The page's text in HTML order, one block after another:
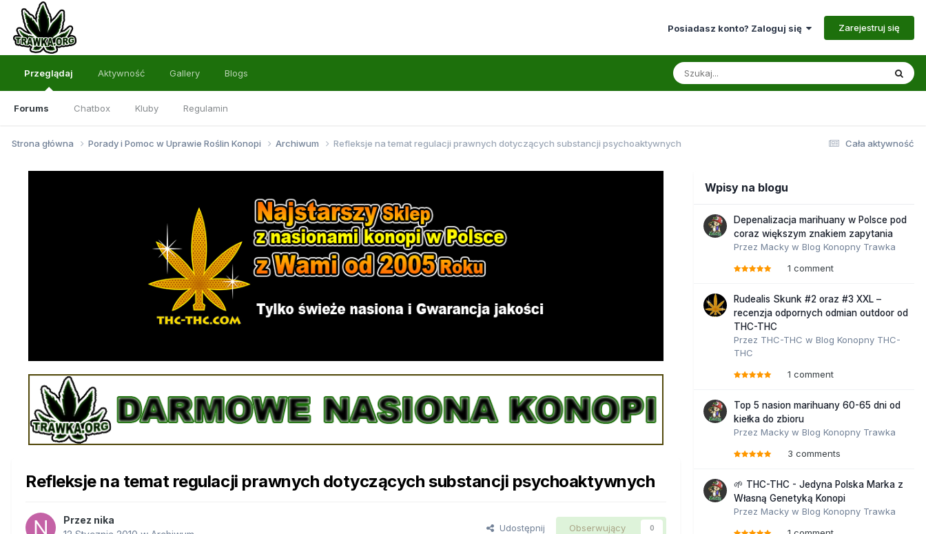
Posiadasz konto? Zaloguj się Zarejestruj się
Przeglądaj
Forums Chatbox Kluby Regulamin
Aktywność Gallery Blogs
Cała aktywność
Strona główna Porady i Pomoc w Uprawie Roślin Konopi Archiwum Refleksje na temat regulacji prawnych dotyczących substancji psychoaktywnych
Refleksje na temat regulacji prawnych dotyczących substancji psychoaktywnych
Przez nika
Udostępnij Obserwujący 0
Wpisy na blogu
Depenalizacja marihuany w Polsce pod
coraz większym znakiem zapytania
Przez Macky w Blog Konopny Trawka
1 comment
Rudealis Skunk #2 oraz #3 XXL –
recenzja odpornych odmian outdoor od
THC-THC
Przez THC-THC w Blog Konopny THC-
THC
1 comment
Top 5 nasion marihuany 60-65 dni od
kiełka do zbioru
Przez Macky w Blog Konopny Trawka
3 comments
🌱 THC-THC - Jedyna Polska Marka z
Własną Genetyką Konopi
Przez Macky w Blog Konopny Trawka